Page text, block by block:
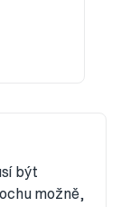
být
možně,